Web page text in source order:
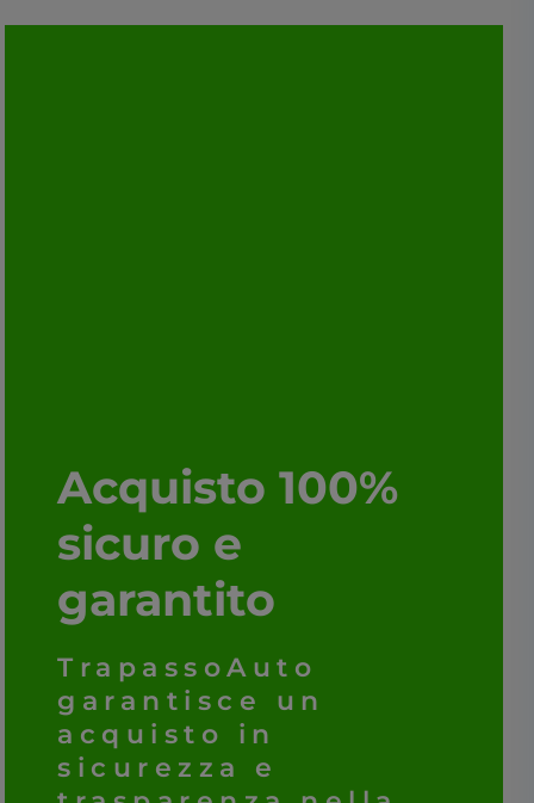
Acquisto 100%
sicuro e
garantito
TrapassoAuto
garantisce un
acquisto in
sicurezza e